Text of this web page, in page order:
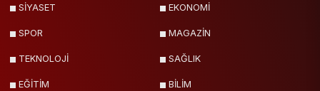
SİYASET EKONOMİ
SPOR MAGAZİN
TEKNOLOJİ SAĞLIK
EĞİTİM BİLİM